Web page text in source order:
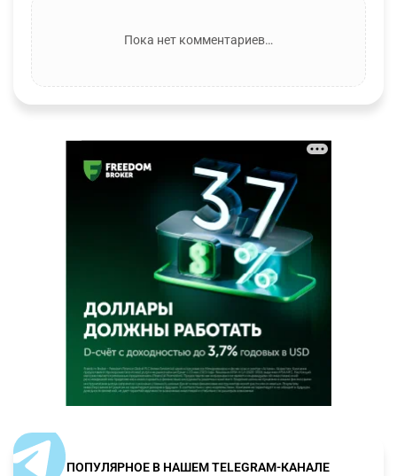
Пока нет комментариев…
ПОПУЛЯРНОЕ В НАШЕМ TELEGRAM-КАНАЛЕ